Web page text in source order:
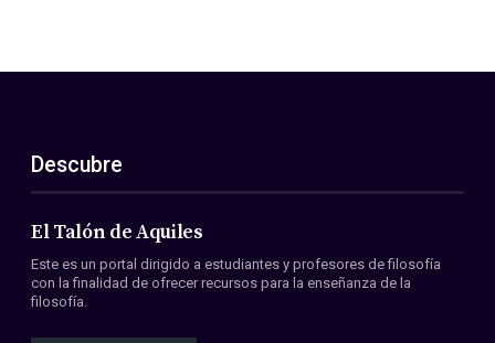
Descubre
El Talón de Aquiles
Este es un portal dirigido a estudiantes y profesores de filosofía
con la finalidad de ofrecer recursos para la enseñanza de la
filosofía.